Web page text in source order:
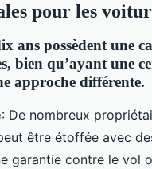
pour les
ans possèdent une
bien qu’ayant une
approche différente.
: De nombreux
être étoffée avec
garantie contre le vol